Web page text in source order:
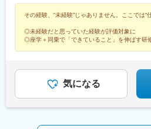
大塚駅(東京都)、宮前平駅、神楽
堀切駅、茶屋ケ坂駅、末広町駅(東
駅、六郷土手駅、品川シーサイド
熊野前駅、立飛駅、神保町駅、東
駅、三ノ輪橋駅、戸越銀座駅、近
駅、早稲田駅(東京メトロ)、熊野
駅、牛田駅(東京都)、本郷三丁目
秋田、青森
駅、細谷駅(群馬県)、松飛台駅、
ター駅、千葉みなと駅、誉田駅、
駅、赤塚駅、下館駅、延方駅、常
三河安城駅、萩原駅(愛知県)、北
駅、三河一宮駅、竹村駅、港区役
駅、本郷駅(愛知県)、佐那具駅、
駅、六軒駅(三重県)、尾鷲駅、加
めり駅、藤枝駅、静岡駅、草薙駅(
その経験、“未経験”じゃありません。ここでは“
◎未経験だと思っていた経験が評価対象に
◎座学＋同乗で「できていること」を伸ばす研
気になる